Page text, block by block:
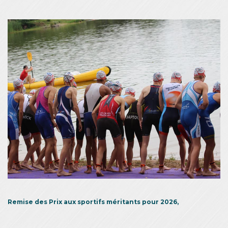
Remise des Prix aux sportifs méritants pour 2026,